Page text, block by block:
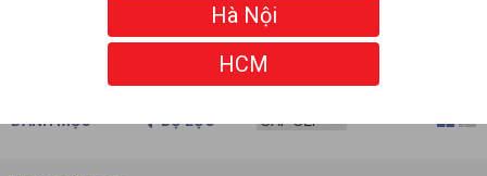
DANH MỤC BỘ LỌC
Hà Nội
HCM